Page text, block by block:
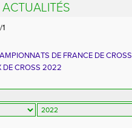
ACTUALITÉS
DE FRANCE DE CROSS
DE CROSS 2022